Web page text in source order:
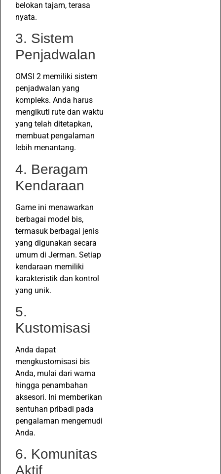
belokan tajam, terasa
nyata.
3. Sistem
Penjadwalan
OMSI 2 memiliki sistem
penjadwalan yang
kompleks. Anda harus
mengikuti rute dan waktu
yang telah ditetapkan,
membuat pengalaman
lebih menantang.
4. Beragam
Kendaraan
Game ini menawarkan
berbagai model bis,
termasuk berbagai jenis
yang digunakan secara
umum di Jerman. Setiap
kendaraan memiliki
karakteristik dan kontrol
yang unik.
5.
Kustomisasi
Anda dapat
mengkustomisasi bis
Anda, mulai dari warna
hingga penambahan
aksesori. Ini memberikan
sentuhan pribadi pada
pengalaman mengemudi
Anda.
6. Komunitas
Aktif